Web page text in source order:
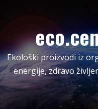
Ekološki proizvodi iz
energije, zdravo